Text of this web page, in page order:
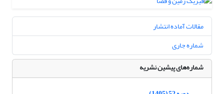
مقالات آماده انتشار
شماره جاری
شماره‌های پیشین نشریه